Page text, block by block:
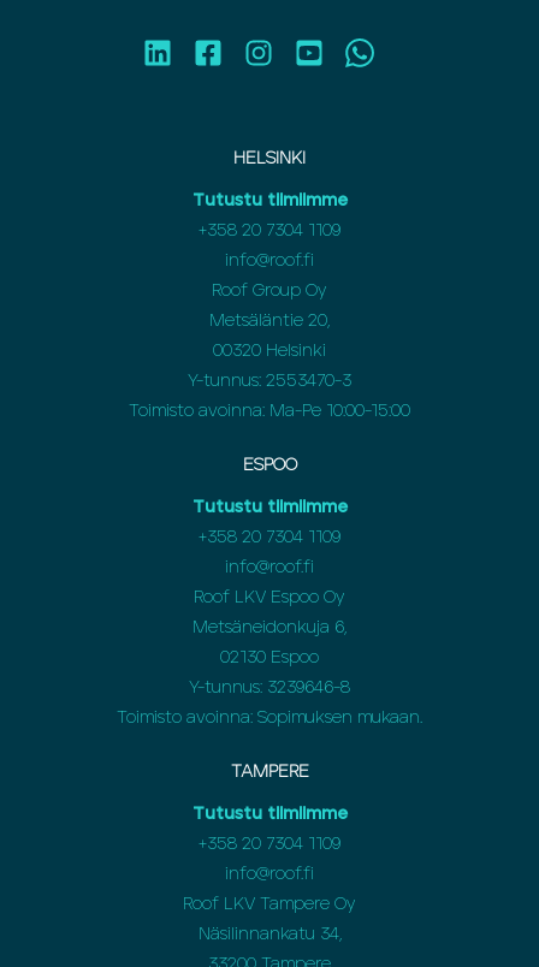
HELSINKI
Tutustu tiimiimme
+358 20 7304 1109
info@roof.fi
Roof Group Oy
Metsäläntie 20,
00320 Helsinki
Y-tunnus: 2553470-3
Toimisto avoinna: Ma-Pe 10:00-15:00
ESPOO
Tutustu tiimiimme
+358 20 7304 1109
info@roof.fi
Roof LKV Espoo Oy
Metsäneidonkuja 6,
02130 Espoo
Y-tunnus: 3239646-8
Toimisto avoinna: Sopimuksen mukaan.
TAMPERE
Tutustu tiimiimme
+358 20 7304 1109
info@roof.fi
Roof LKV Tampere Oy
Näsilinnankatu 34,